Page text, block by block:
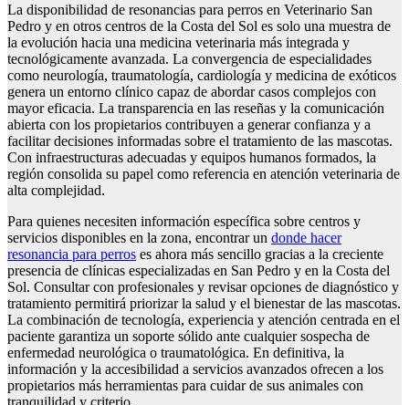
La disponibilidad de resonancias para perros en Veterinario San
Pedro y en otros centros de la Costa del Sol es solo una muestra de
la evolución hacia una medicina veterinaria más integrada y
tecnológicamente avanzada. La convergencia de especialidades
como neurología, traumatología, cardiología y medicina de exóticos
genera un entorno clínico capaz de abordar casos complejos con
mayor eficacia. La transparencia en las reseñas y la comunicación
abierta con los propietarios contribuyen a generar confianza y a
facilitar decisiones informadas sobre el tratamiento de las mascotas.
Con infraestructuras adecuadas y equipos humanos formados, la
región consolida su papel como referencia en atención veterinaria de
alta complejidad.
Para quienes necesiten información específica sobre centros y
servicios disponibles en la zona, encontrar un donde hacer
resonancia para perros es ahora más sencillo gracias a la creciente
presencia de clínicas especializadas en San Pedro y en la Costa del
Sol. Consultar con profesionales y revisar opciones de diagnóstico y
tratamiento permitirá priorizar la salud y el bienestar de las mascotas.
La combinación de tecnología, experiencia y atención centrada en el
paciente garantiza un soporte sólido ante cualquier sospecha de
enfermedad neurológica o traumatológica. En definitiva, la
información y la accesibilidad a servicios avanzados ofrecen a los
propietarios más herramientas para cuidar de sus animales con
tranquilidad y criterio.